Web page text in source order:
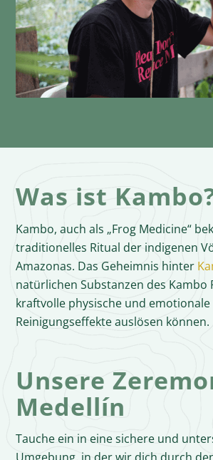
Was ist
Kambo, auch als „Frog Medicine“
traditionelles Ritual der indigenen
Amazonas. Das Geheimnis hinter
natürlichen Substanzen des Kambo
kraftvolle physische und emotionale
Reinigungseffekte auslösen können.
Unsere
Medellín
Tauche ein in eine sichere und